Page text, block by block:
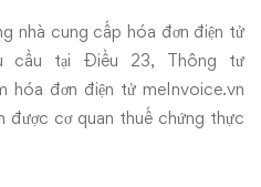
nhà cung cấp hóa đơn điện tử
cầu tại Điều 23, Thông tư
hóa đơn điện tử meInvoice.vn
được cơ quan thuế chứng thực